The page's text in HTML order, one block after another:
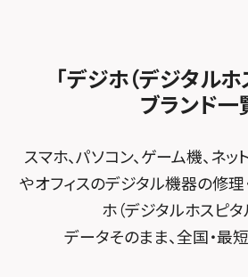
スマホスピタル テルル松戸五
スマホスピタル テルル宮野木
スマホスピタル千葉
スマホスピタル平和が丘
スマホスピタル春日井勝川
スマホスピタル住道オペラパ
スマホスピタル東大阪ロンモ
スマホスピタル堺
スマホスピタル 堺出張所
スマホスピタル京都河原町
MacBook修理メニュー
FCNTスマートフォン修理
「デジホ（デジタルホ
ブランド一
スマホ、パソコン、ゲーム機、ネ
やオフィスのデジタル機器の修理
ホ（デジタルホスピタ
データそのまま、全国・最